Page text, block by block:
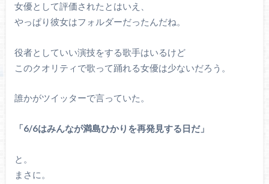
女優として評価されたとはいえ、
やっぱり彼女はフォルダーだったんだね。
役者としていい演技をする歌手はいるけど
このクオリティで歌って踊れる女優は少ないだろう。
誰かがツイッターで言っていた。
「6/6はみんなが満島ひかりを再発見する日だ」
と。
まさに。